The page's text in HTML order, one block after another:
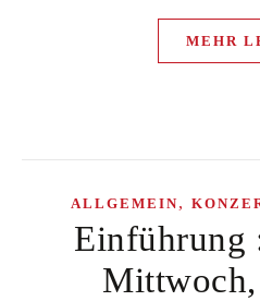
MEHR
ALLGEMEIN,
Einführung